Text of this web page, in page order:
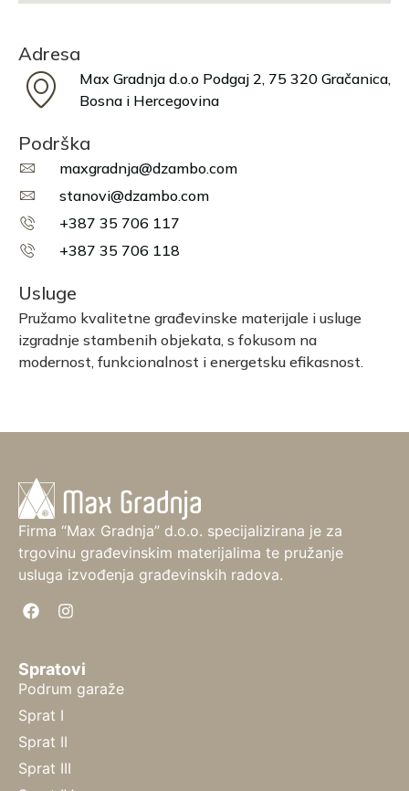
Adresa
Max Gradnja d.o.o Podgaj 2, 75 320 Gračanica,
Bosna i Hercegovina
Podrška
maxgradnja@dzambo.com
stanovi@dzambo.com
+387 35 706 117
+387 35 706 118
Usluge
Pružamo kvalitetne građevinske materijale i usluge
izgradnje stambenih objekata, s fokusom na
modernost, funkcionalnost i energetsku efikasnost.
Firma “Max Gradnja” d.o.o. specijalizirana je za
trgovinu građevinskim materijalima te pružanje
usluga izvođenja građevinskih radova.
Spratovi
Podrum garaže
Sprat I
Sprat II
Sprat III